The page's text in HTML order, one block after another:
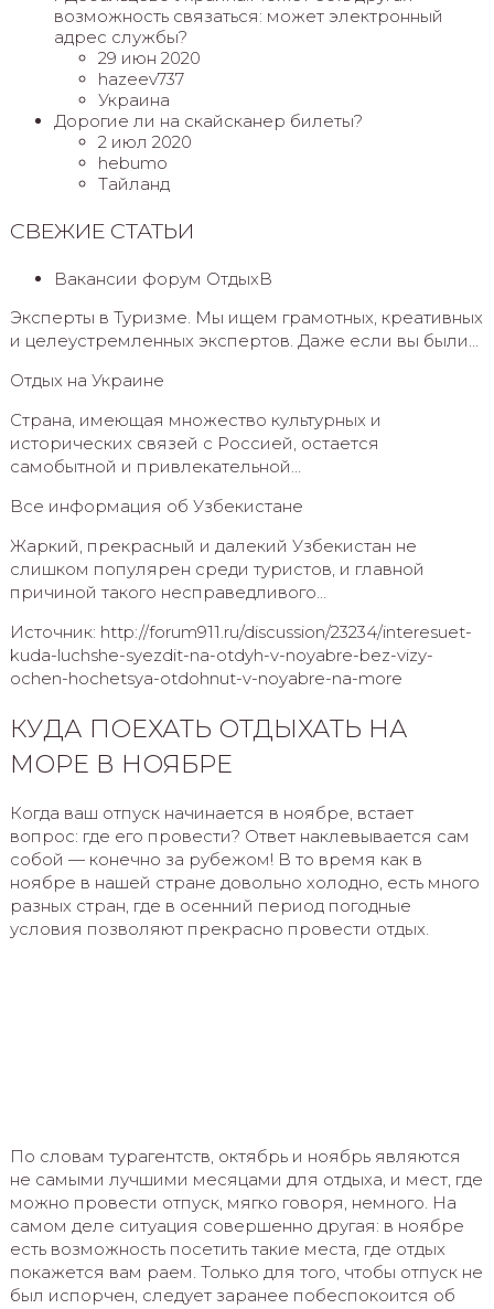
возможность связаться: может электронный
адрес службы?
29 июн 2020
hazeev737
Украина
Дорогие ли на скайсканер билеты?
2 июл 2020
hebumo
Тайланд
СВЕЖИЕ СТАТЬИ
Вакансии форум ОтдыхВ
Эксперты в Туризме. Мы ищем грамотных, креативных
и целеустремленных экспертов. Даже если вы были…
Отдых на Украине
Страна, имеющая множество культурных и
исторических связей с Россией, остается
самобытной и привлекательной…
Все информация об Узбекистане
Жаркий, прекрасный и далекий Узбекистан не
слишком популярен среди туристов, и главной
причиной такого несправедливого…
Источник: http://forum911.ru/discussion/23234/interesuet-
kuda-luchshe-syezdit-na-otdyh-v-noyabre-bez-vizy-
ochen-hochetsya-otdohnut-v-noyabre-na-more
КУДА ПОЕХАТЬ ОТДЫХАТЬ НА
МОРЕ В НОЯБРЕ
Когда ваш отпуск начинается в ноябре, встает
вопрос: где его провести? Ответ наклевывается сам
собой — конечно за рубежом! В то время как в
ноябре в нашей стране довольно холодно, есть много
разных стран, где в осенний период погодные
условия позволяют прекрасно провести отдых.
По словам турагентств, октябрь и ноябрь являются
не самыми лучшими месяцами для отдыха, и мест, где
можно провести отпуск, мягко говоря, немного. На
самом деле ситуация совершенно другая: в ноябре
есть возможность посетить такие места, где отдых
покажется вам раем. Только для того, чтобы отпуск не
был испорчен, следует заранее побеспокоится об